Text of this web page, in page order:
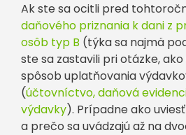
Ak ste sa ocitli pred
daňového priznania k dani z
osôb typ B (týka sa najmä
ste sa zastavili pri otázke,
spôsob uplatňovania
(účtovníctvo, daňová
výdavky). Prípadne ako uviesť
a prečo sa uvádzajú až na